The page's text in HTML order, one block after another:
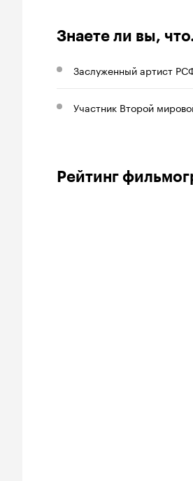
Знаете ли вы,
Заслуженный артист
Участник Второй
Рейтинг